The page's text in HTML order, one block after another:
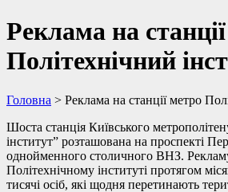
Реклама на
Політехнічний
Головна > Реклама на станції метро
Шоста станція Київського
інститут” розташована на проспекті
однойменного столичного ВНЗ.
Політехнічному інституті протягом
тисячі осіб, які щодня перетинають